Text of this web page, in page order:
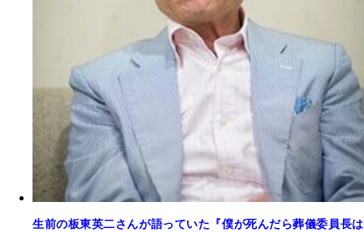
生前の板東英二さんが語っていた『僕が死んだら葬儀委員長は